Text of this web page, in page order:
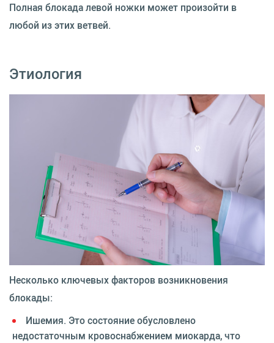
Полная блокада левой ножки может произойти в
любой из этих ветвей.
Этиология
Несколько ключевых факторов возникновения
блокады:
Ишемия. Это состояние обусловлено
недостаточным кровоснабжением миокарда, что